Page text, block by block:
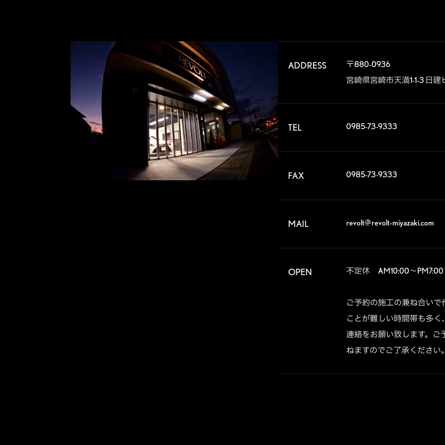
ADDRESS
〒880-0936
宮崎県宮崎市天満1-1-3 日建
TEL 0985-73-9333
FAX 0985-73-9333
MAIL revolt@revolt-miyazaki.com
OPEN 不定休　AM10:00～PM7:00
ご予約の施工の兼ね合い
ことが難しい時間帯も多
連絡をお願い致します。